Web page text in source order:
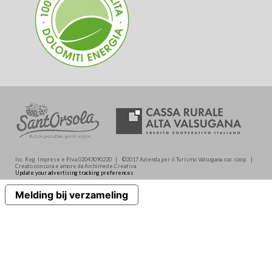
Isc. Reg. Imprese e P.Iva 02043090220 | ©2017 Azienda per il Turismo Valsugana soc. coop. |
Creato con cura e amore da Archimede.Creativa
Update your advertising tracking preferences
Melding bij verzameling